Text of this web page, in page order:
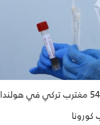
وفاة 54 مغترب تركي في هولندا